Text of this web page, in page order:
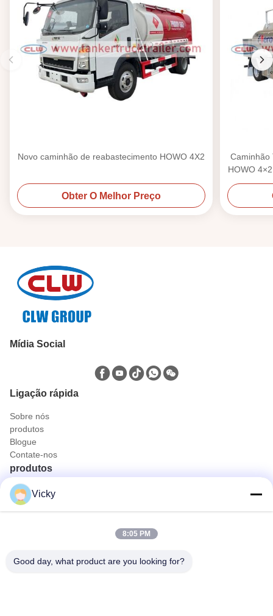
Novo caminhão de reabastecimento HOWO 4X2
Obter O Melhor Preço
Caminhão
HOWO
Mídia Social
Ligação rápida
Sobre nós
produtos
Blogue
Contate-nos
produtos
Caminhão de petróleo e gás
Caminhão sanitário
Caminhão de transporte de animais e alimentos
Contato rápido
Vicky
8:05 PM
Good day, what product are you looking for?